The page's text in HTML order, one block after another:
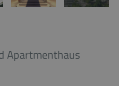
Apartmenthaus